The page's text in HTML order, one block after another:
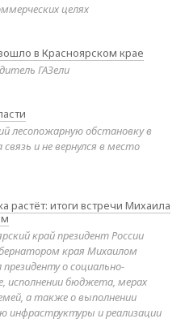
целях
в Красноярском крае
ГАЗели
лесопожарную обстановку в
и не вернулся в место
растёт: итоги встречи Михаила
край президент России
края Михаилом
о социально-
исполнении бюджета, мерах
а также о выполнении
инфраструктуры и реализации